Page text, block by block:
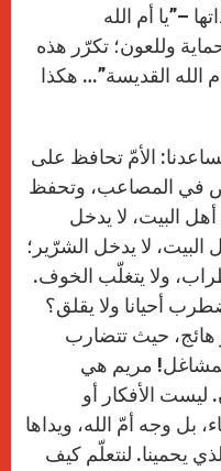
–”يا أم الله
وللعون؛ تكرّر هذه
الله القديسة”… هكذا
الأمّ تحافظ على
في المصاعب، وتحفظ
البيت، لا يدخل
لا يدخل الشرّير؛
ولا يتغلّب الخوف.
أحيانا ولا يقلق؟
هائج، حيث تتضارب
مريم هي
الأفكار أو
بل وجه أمّ الله، ويداها
يحمينا. لنتعلّم كيف